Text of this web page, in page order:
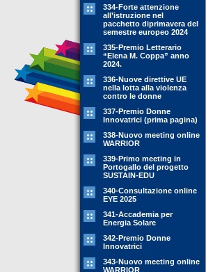
334-Forte attenzione
all’istruzione nel
pacchetto diprimavera del
semestre europeo 2024
335-Premio Letterario
“Elena M. Coppa” anno
2024.
336-Nuove direttive UE
nella lotta alla violenza
contro le donne
337-Premio Donne
Innovatrici (prima pagina)
338-Nuovo meeting online
WARRIOR
339-Primo meeting in
Portogallo del progetto
SUSTAIN-EDU
340-Consultazione online
EYE 2025
341-Accademia per
Energia Solare
342-Premio Donne
Innovatrici
343-Nuovo meeting online
WARRIOR